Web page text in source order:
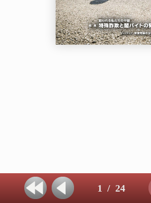
1 / 24